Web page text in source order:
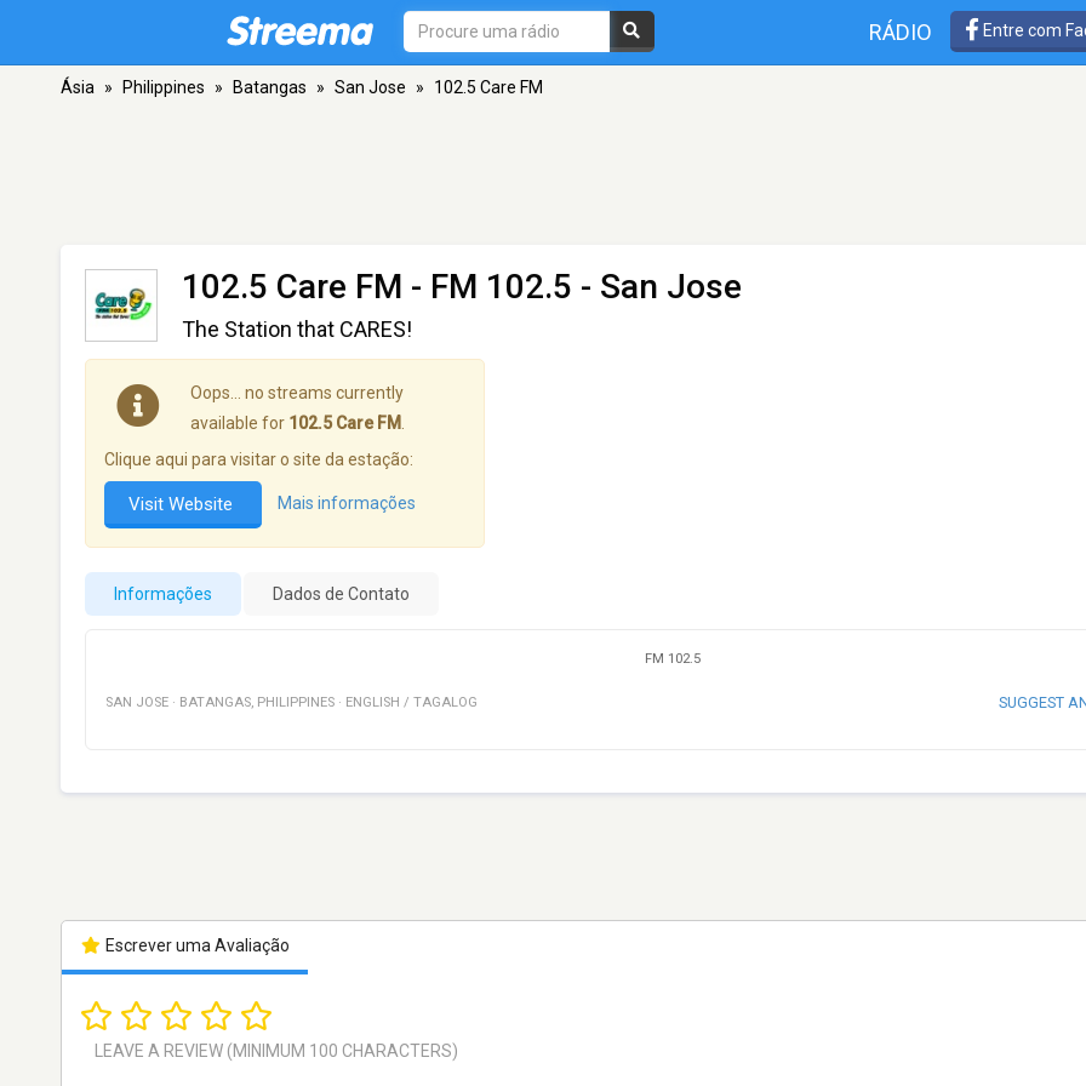
RÁDIO Entre com
Ásia » Philippines » Batangas » San Jose » 102.5 Care FM
102.5 Care FM - FM 102.5 - San Jose
The Station that CARES!
Oops… no streams currently
available for 102.5 Care FM
Clique aqui para visitar o site da estação:
Visit Website Mais informações
Informações Dados de Contato
FM 102.5
SAN JOSE · BATANGAS, PHILIPPINES · ENGLISH / TAGALOG SUGGEST
Escrever uma Avaliação